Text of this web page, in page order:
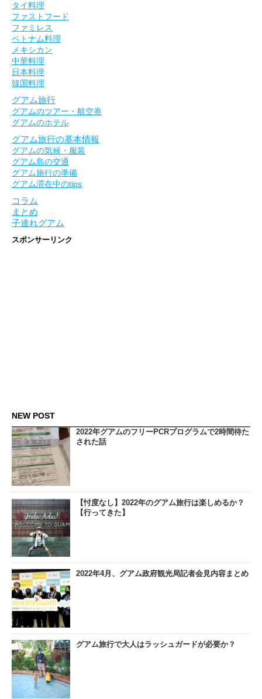
タイ料理
ファストフード
ファミレス
ベトナム料理
メキシカン
中華料理
日本料理
韓国料理
グアム旅行
グアムのツアー・航空券
グアムのホテル
グアム旅行の基本情報
グアムの気候・服装
グアム島の交通
グアム旅行の準備
グアム滞在中のtips
コラム
まとめ
子連れグアム
スポンサーリンク
NEW POST
2022年グアムのフリーPCRプログラムで2時間待た
された話
【忖度なし】2022年のグアム旅行は楽しめるか？
【行ってきた】
2022年4月、グアム政府観光局記者会見内容まとめ
グアム旅行で大人はラッシュガードが必要か？